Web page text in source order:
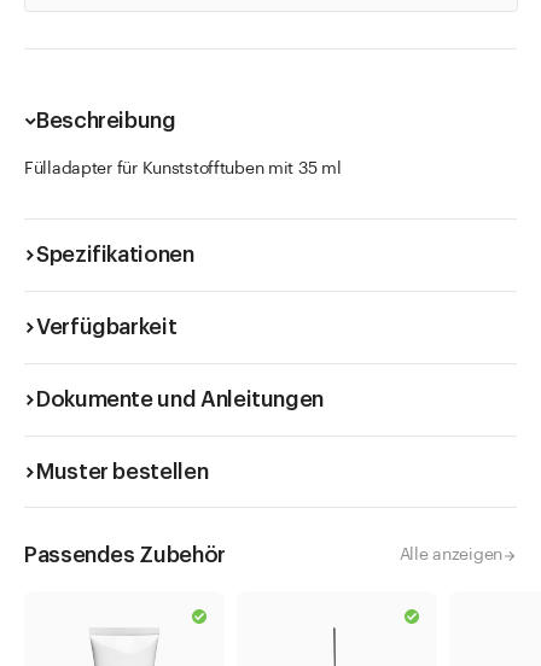
Beschreibung
Fülladapter für Kunststofftuben mit 35 ml
Spezifikationen
Verfügbarkeit
Dokumente und Anleitungen
Muster bestellen
Passendes Zubehör Alle anzeigen